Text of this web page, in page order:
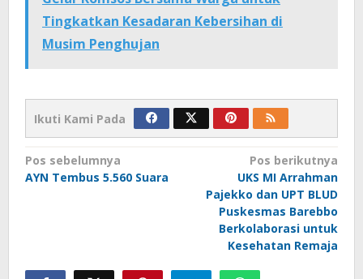
Tingkatkan Kesadaran Kebersihan di
Musim Penghujan
Ikuti Kami Pada
Navigasi
pos
Pos sebelumnya
AYN Tembus 5.560 Suara
Pos berikutnya
UKS MI Arrahman
Pajekko dan UPT BLUD
Puskesmas Barebbo
Berkolaborasi untuk
Kesehatan Remaja